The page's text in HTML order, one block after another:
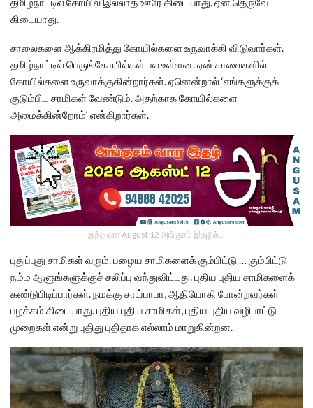
கிடையாது.
சாலைகளை ஆக்கிரமித்து கோயில்களை உருவாக்கி விடுவார்கள்.
தமிழ்நாட்டில் பெருங்கோயில்கள் பல உள்ளன. ஏன் சாலைகளில்
கோயில்களை உருவாக்குகின்றார்கள். ஏனென்றால் ‘எங்களுக்குக்
குடும்பிட சாமிகள் வேண்டும். அதற்காக கோயில்களை
அமைக்கின்றோம்’ என்கிறார்கள்.
இந்த வார August 12 அங்குசம் இதழில்…
புதுப்புது சாமிகள் வரும். பழைய சாமிகளைக் கும்பிட்டு … கும்பிட்டு
நம்ம ஆளுங்களுக்குச் சலிப்பு வந்துவிட்டது. புதிய புதிய சாமிகளைக்
கண்டுபிடிப்பார்கள். நமக்கு சாய்பாபா, ஆதியோகி போன்றவர்கள்
பழக்கம் கிடையாது. புதிய புதிய சாமிகள், புதிய புதிய வழிபாட்டு
முறைகள் என்று புதிது புதிதாக எல்லாம் மாறுகின்றன.